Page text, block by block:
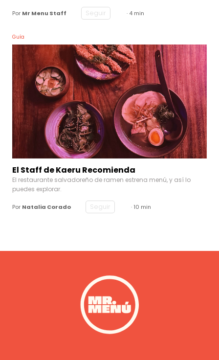
Por Mr Menu Staff Seguir · 4 min
Guía
El Staff de Kaeru Recomienda
El restaurante salvadoreño de ramen estrena menú, y así lo
puedes explorar.
Por Natalia Corado Seguir · 10 min